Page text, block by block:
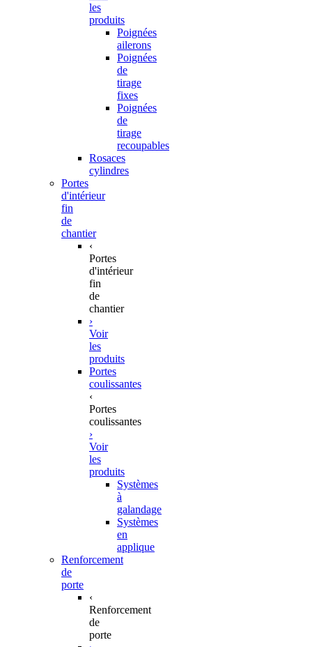
les
produits
Poignées
ailerons
Poignées
de
tirage
fixes
Poignées
de
tirage
recoupables
Rosaces
cylindres
Portes
d'intérieur
fin
de
chantier
‹
Portes
d'intérieur
fin
de
chantier
›
Voir
les
produits
Portes
coulissantes
‹
Portes
coulissantes
›
Voir
les
produits
Systèmes
à
galandage
Systèmes
en
applique
Renforcement
de
porte
‹
Renforcement
de
porte